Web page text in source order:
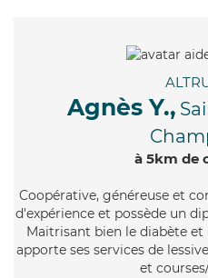
Agnès Y.,
à 5km de
Coopérative, généreuse et
d'expérience et possède un
Maitrisant bien le diabète
apporte ses services de
et